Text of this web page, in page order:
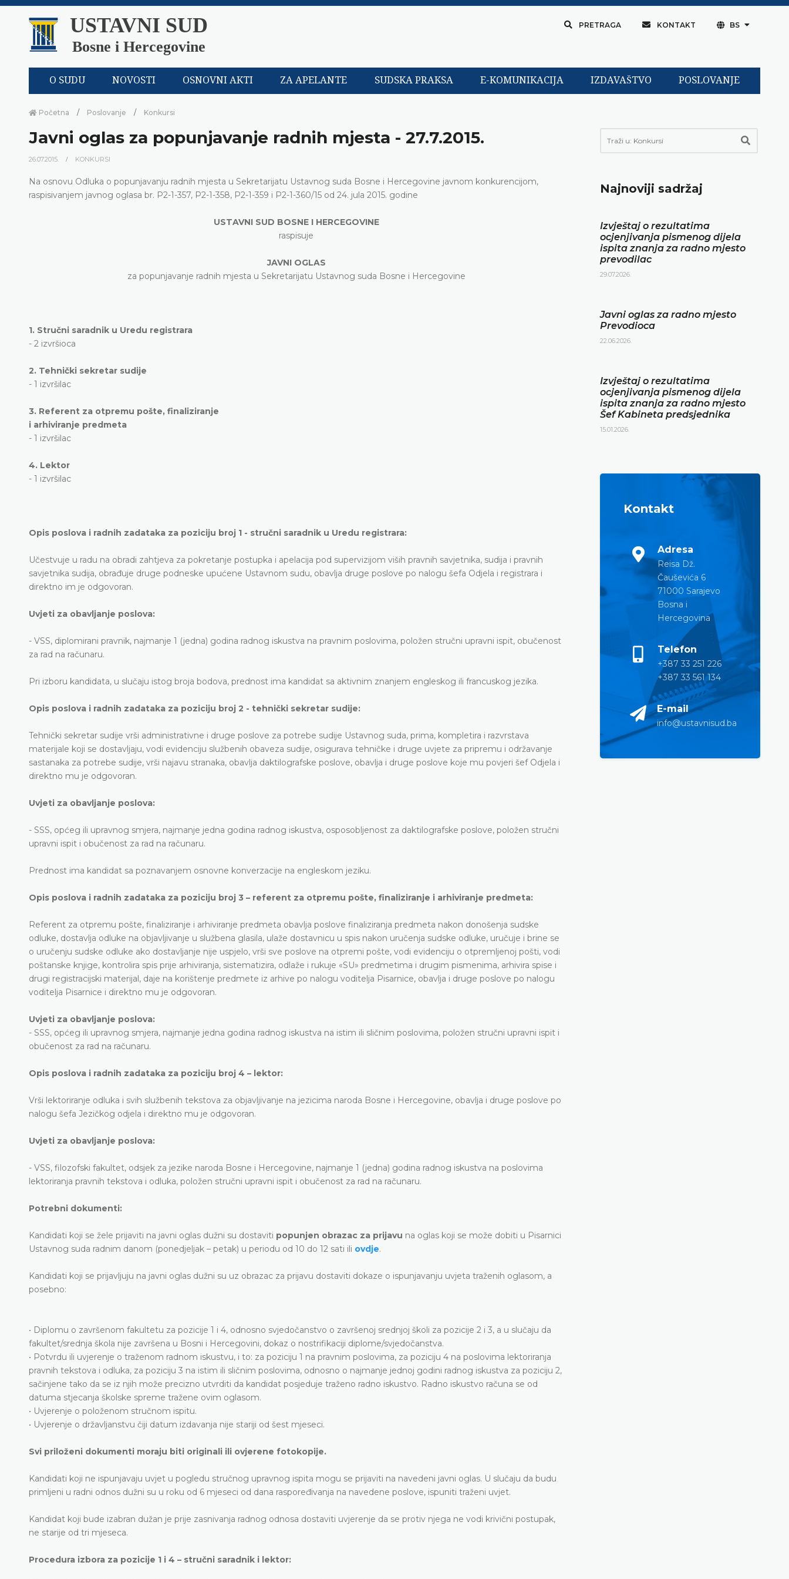
USTAVNI SUD
Bosne i Hercegovine
PRETRAGA KONTAKT BS
O SUDU NOVOSTI OSNOVNI AKTI ZA APELANTE SUDSKA PRAKSA E-KOMUNIKACIJA IZDAVAŠTVO POSLOVANJE
Početna Poslovanje Konkursi
Javni oglas za popunjavanje radnih mjesta - 27.7.2015.
26.07.2015. KONKURSI
Na osnovu Odluka o popunjavanju radnih mjesta u Sekretarijatu Ustavnog suda Bosne i Hercegovine javnom konkurencijom,
raspisivanjem javnog oglasa br. P2-1-357, P2-1-358, P2-1-359 i P2-1-360/15 od 24. jula 2015. godine
USTAVNI SUD BOSNE I HERCEGOVINE
raspisuje
JAVNI OGLAS
za popunjavanje radnih mjesta u Sekretarijatu Ustavnog suda Bosne i Hercegovine
1. Stručni saradnik u Uredu registrara
- 2 izvršioca
2. Tehnički sekretar sudije
- 1 izvršilac
3. Referent za otpremu pošte, finaliziranje
i arhiviranje predmeta
- 1 izvršilac
4. Lektor
- 1 izvršilac
Opis poslova i radnih zadataka za poziciju broj 1 - stručni saradnik u Uredu registrara:
Učestvuje u radu na obradi zahtjeva za pokretanje postupka i apelacija pod supervizijom viših pravnih savjetnika, sudija i pravnih
savjetnika sudija, obrađuje druge podneske upućene Ustavnom sudu, obavlja druge poslove po nalogu šefa Odjela i registrara i
direktno im je odgovoran.
Uvjeti za obavljanje poslova:
- VSS, diplomirani pravnik, najmanje 1 (jedna) godina radnog iskustva na pravnim poslovima, položen stručni upravni ispit, obučenost
za rad na računaru.
Pri izboru kandidata, u slučaju istog broja bodova, prednost ima kandidat sa aktivnim znanjem engleskog ili francuskog jezika.
Opis poslova i radnih zadataka za poziciju broj 2 - tehnički sekretar sudije:
Tehnički sekretar sudije vrši administrativne i druge poslove za potrebe sudije Ustavnog suda, prima, kompletira i razvrstava
materijale koji se dostavljaju, vodi evidenciju službenih obaveza sudije, osigurava tehničke i druge uvjete za pripremu i održavanje
sastanaka za potrebe sudije, vrši najavu stranaka, obavlja daktilografske poslove, obavlja i druge poslove koje mu povjeri šef Odjela i
direktno mu je odgovoran.
Uvjeti za obavljanje poslova:
- SSS, općeg ili upravnog smjera, najmanje jedna godina radnog iskustva, osposobljenost za daktilografske poslove, položen stručni
upravni ispit i obučenost za rad na računaru.
Prednost ima kandidat sa poznavanjem osnovne konverzacije na engleskom jeziku.
Opis poslova i radnih zadataka za poziciju broj 3 – referent za otpremu pošte, finaliziranje i arhiviranje predmeta:
Referent za otpremu pošte, finaliziranje i arhiviranje predmeta obavlja poslove finaliziranja predmeta nakon donošenja sudske
odluke, dostavlja odluke na objavljivanje u službena glasila, ulaže dostavnicu u spis nakon uručenja sudske odluke, uručuje i brine se
o uručenju sudske odluke ako dostavljanje nije uspjelo, vrši sve poslove na otpremi pošte, vodi evidenciju o otpremljenoj pošti, vodi
poštanske knjige, kontrolira spis prije arhiviranja, sistematizira, odlaže i rukuje «SU» predmetima i drugim pismenima, arhivira spise i
drugi registracijski materijal, daje na korištenje predmete iz arhive po nalogu voditelja Pisarnice, obavlja i druge poslove po nalogu
voditelja Pisarnice i direktno mu je odgovoran.
Uvjeti za obavljanje poslova:
- SSS, općeg ili upravnog smjera, najmanje jedna godina radnog iskustva na istim ili sličnim poslovima, položen stručni upravni ispit i
obučenost za rad na računaru.
Opis poslova i radnih zadataka za poziciju broj 4 – lektor:
Vrši lektoriranje odluka i svih službenih tekstova za objavljivanje na jezicima naroda Bosne i Hercegovine, obavlja i druge poslove po
nalogu šefa Jezičkog odjela i direktno mu je odgovoran.
Uvjeti za obavljanje poslova:
- VSS, filozofski fakultet, odsjek za jezike naroda Bosne i Hercegovine, najmanje 1 (jedna) godina radnog iskustva na poslovima
lektoriranja pravnih tekstova i odluka, položen stručni upravni ispit i obučenost za rad na računaru.
Potrebni dokumenti:
Kandidati koji se žele prijaviti na javni oglas dužni su dostaviti popunjen obrazac za prijavu na oglas koji se može dobiti u Pisarnici
Ustavnog suda radnim danom (ponedjeljak – petak) u periodu od 10 do 12 sati ili ovdje.
Kandidati koji se prijavljuju na javni oglas dužni su uz obrazac za prijavu dostaviti dokaze o ispunjavanju uvjeta traženih oglasom, a
posebno:
• Diplomu o završenom fakultetu za pozicije 1 i 4, odnosno svjedočanstvo o završenoj srednjoj školi za pozicije 2 i 3, a u slučaju da
fakultet/srednja škola nije završena u Bosni i Hercegovini, dokaz o nostrifikaciji diplome/svjedočanstva.
• Potvrdu ili uvjerenje o traženom radnom iskustvu, i to: za poziciju 1 na pravnim poslovima, za poziciju 4 na poslovima lektoriranja
pravnih tekstova i odluka, za poziciju 3 na istim ili sličnim poslovima, odnosno o najmanje jednoj godini radnog iskustva za poziciju 2,
sačinjene tako da se iz njih može precizno utvrditi da kandidat posjeduje traženo radno iskustvo. Radno iskustvo računa se od
datuma stjecanja školske spreme tražene ovim oglasom.
• Uvjerenje o položenom stručnom ispitu.
• Uvjerenje o državljanstvu čiji datum izdavanja nije stariji od šest mjeseci.
Svi priloženi dokumenti moraju biti originali ili ovjerene fotokopije.
Kandidati koji ne ispunjavaju uvjet u pogledu stručnog upravnog ispita mogu se prijaviti na navedeni javni oglas. U slučaju da budu
primljeni u radni odnos dužni su u roku od 6 mjeseci od dana raspoređivanja na navedene poslove, ispuniti traženi uvjet.
Kandidat koji bude izabran dužan je prije zasnivanja radnog odnosa dostaviti uvjerenje da se protiv njega ne vodi krivični postupak,
ne starije od tri mjeseca.
Procedura izbora za pozicije 1 i 4 – stručni saradnik i lektor:
Najnoviji sadržaj
Izvještaj o rezultatima
ocjenjivanja pismenog dijela
ispita znanja za radno mjesto
prevodilac
29.07.2026.
Javni oglas za radno mjesto
Prevodioca
22.06.2026.
Izvještaj o rezultatima
ocjenjivanja pismenog dijela
ispita znanja za radno mjesto
Šef Kabineta predsjednika
15.01.2026.
Kontakt
Adresa
Reisa Dž.
Čauševića 6
71000 Sarajevo
Bosna i
Hercegovina
Telefon
+387 33 251 226
+387 33 561 134
E-mail
info@ustavnisud.ba